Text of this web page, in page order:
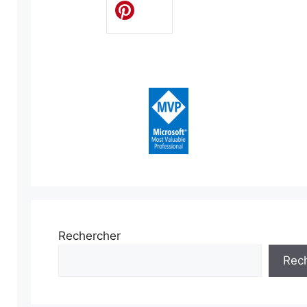
Rechercher